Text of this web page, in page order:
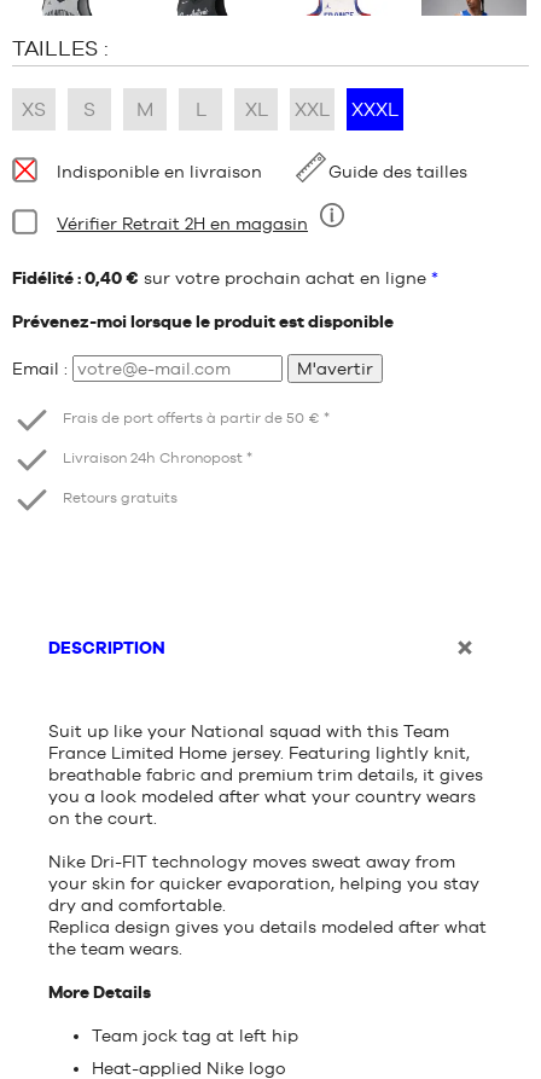
TAILLES :
XS S M L XL XXL XXXL
Disponibilité
:
Indisponible en livraison Guide des tailles
Condition:
Neuf
Vérifier Retrait 2H en magasin
Fidélité : 0,40 € sur votre prochain achat en ligne *
Prévenez-moi lorsque le produit est disponible
Email : M'avertir
Frais de port offerts à partir de 50 € *
Livraison 24h Chronopost *
Retours gratuits
DESCRIPTION
Suit up like your National squad with this Team
France Limited Home jersey. Featuring lightly knit,
breathable fabric and premium trim details, it gives
you a look modeled after what your country wears
on the court.
Nike Dri-FIT technology moves sweat away from
your skin for quicker evaporation, helping you stay
dry and comfortable.
Replica design gives you details modeled after what
the team wears.
More Details
Team jock tag at left hip
Heat-applied Nike logo